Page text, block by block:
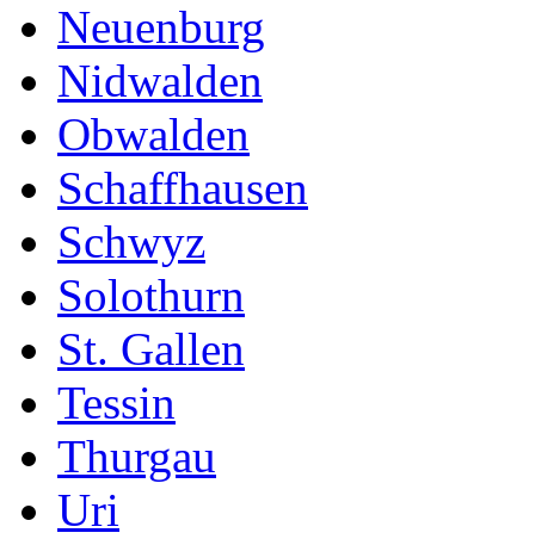
Neuenburg
Nidwalden
Obwalden
Schaffhausen
Schwyz
Solothurn
St. Gallen
Tessin
Thurgau
Uri